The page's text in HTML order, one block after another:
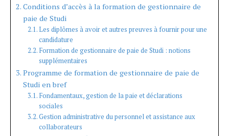
Conditions d’accès à la formation de gestionnaire de
paie de Studi
Les diplômes à avoir et autres preuves à fournir pour une
candidature
Formation de gestionnaire de paie de Studi : notions
supplémentaires
Programme de formation de gestionnaire de paie de
Studi en bref
Fondamentaux, gestion de la paie et déclarations
sociales
Gestion administrative du personnel et assistance aux
collaborateurs